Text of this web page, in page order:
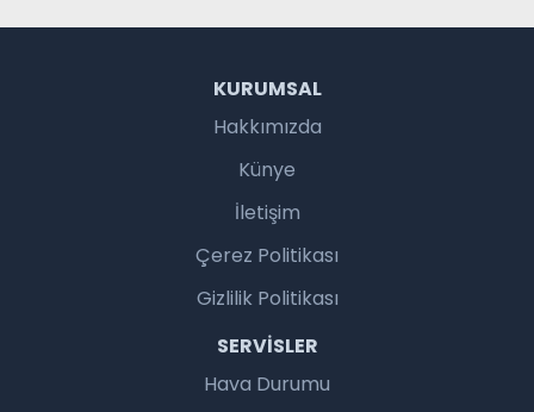
KURUMSAL
Hakkımızda
Künye
İletişim
Çerez Politikası
Gizlilik Politikası
SERVISLER
Hava Durumu